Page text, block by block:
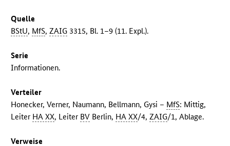
Quelle
BStU, MfS,ZAIG 3315, Bl. 1–9 (11. Expl.).
Serie
Informationen.
Verteiler
Honecker, Verner, Naumann, Bellmann, Gysi – MfS: Mittig,
Leiter HA XX, Leiter BV Berlin, HA XX/4,ZAIG/1, Ablage.
Verweise